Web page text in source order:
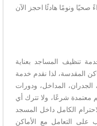
ونومًا هادئًا احجز الآن
تنظيف المساجد بعناية
المقدسة، لذا نقدم خدمة
المداخل، ودورات
معتمدة شرعًا، ولا تترك أي
الكامل داخل المسجد
على التعامل مع الأماكن